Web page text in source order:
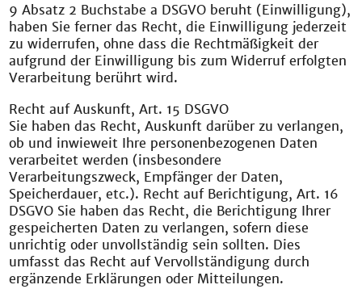
9 Absatz 2 Buchstabe a DSGVO beruht (Einwilligung),
haben Sie ferner das Recht, die Einwilligung jederzeit
zu widerrufen, ohne dass die Rechtmäßigkeit der
aufgrund der Einwilligung bis zum Widerruf erfolgten
Verarbeitung berührt wird.
Recht auf Auskunft, Art. 15 DSGVO
Sie haben das Recht, Auskunft darüber zu verlangen,
ob und inwieweit Ihre personenbezogenen Daten
verarbeitet werden (insbesondere
Verarbeitungszweck, Empfänger der Daten,
Speicherdauer, etc.). Recht auf Berichtigung, Art. 16
DSGVO Sie haben das Recht, die Berichtigung Ihrer
gespeicherten Daten zu verlangen, sofern diese
unrichtig oder unvollständig sein sollten. Dies
umfasst das Recht auf Vervollständigung durch
ergänzende Erklärungen oder Mitteilungen.